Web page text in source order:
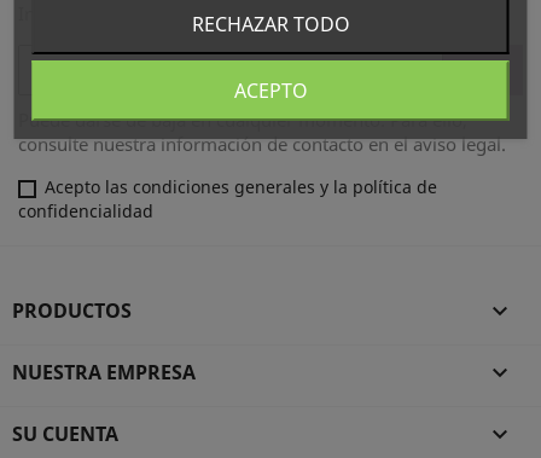
Infórmese de nuestras últimas noticias y ofertas especiales
Puede darse de baja en cualquier momento. Para ello,
consulte nuestra información de contacto en el aviso legal.
Acepto las condiciones generales y la política de
confidencialidad
PRODUCTOS 
NUESTRA EMPRESA 
SU CUENTA 
RECHAZAR TODO
ACEPTO